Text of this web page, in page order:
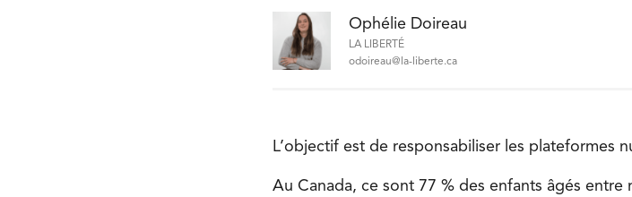
Ophélie Doireau
LA LIBERTÉ
odoireau@la-liberte.ca
L’objectif est de responsabiliser les plateformes
Au Canada, ce sont 77 % des enfants âgés